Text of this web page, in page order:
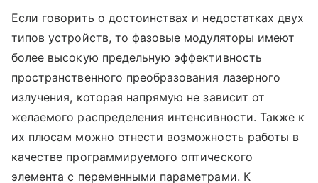
Если говорить о достоинствах и недостатках двух
типов устройств, то фазовые модуляторы имеют
более высокую предельную эффективность
пространственного преобразования лазерного
излучения, которая напрямую не зависит от
желаемого распределения интенсивности. Также к
их плюсам можно отнести возможность работы в
качестве программируемого оптического
элемента с переменными параметрами. К